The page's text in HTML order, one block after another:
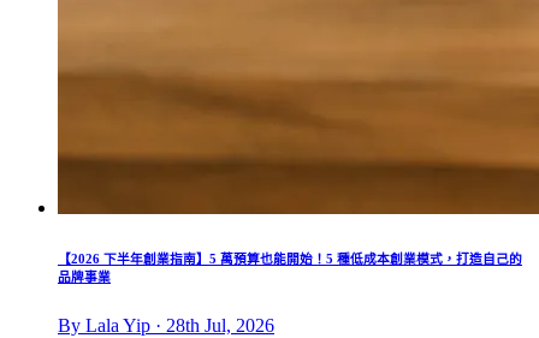
【2026 下半年創業指南】5 萬預算也能開始！5 種低成本創業模式，打造自己的
品牌事業
By Lala Yip · 28th Jul, 2026